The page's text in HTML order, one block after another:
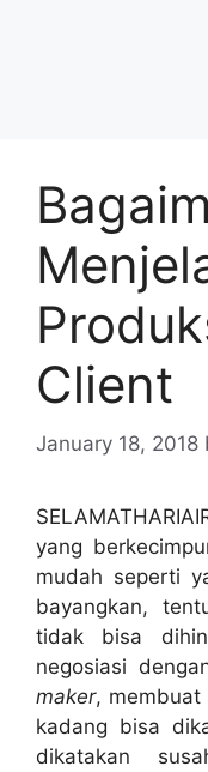
Client
January 18, 2018
yang
mudah seperti
bayangkan,
tidak bisa
negosiasi
maker, membuat
kadang bisa
dikatakan